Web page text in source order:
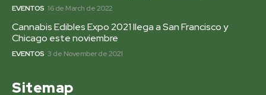
EVENTOS 16 de March de 2022
Cannabis Edibles Expo 2021 llega a San Francisco y
Chicago este noviembre
EVENTOS 3 de November de 2021
Sitemap